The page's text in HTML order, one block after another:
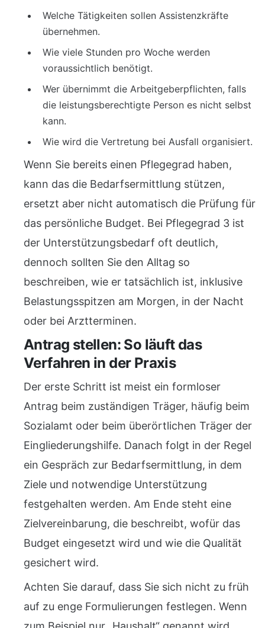
Welche Tätigkeiten sollen Assistenzkräfte
übernehmen.
Wie viele Stunden pro Woche werden
voraussichtlich benötigt.
Wer übernimmt die Arbeitgeberpflichten, falls
die leistungsberechtigte Person es nicht selbst
kann.
Wie wird die Vertretung bei Ausfall organisiert.
Wenn Sie bereits einen Pflegegrad haben,
kann das die Bedarfsermittlung stützen,
ersetzt aber nicht automatisch die Prüfung für
das persönliche Budget. Bei Pflegegrad 3 ist
der Unterstützungsbedarf oft deutlich,
dennoch sollten Sie den Alltag so
beschreiben, wie er tatsächlich ist, inklusive
Belastungsspitzen am Morgen, in der Nacht
oder bei Arztterminen.
Antrag stellen: So läuft das
Verfahren in der Praxis
Der erste Schritt ist meist ein formloser
Antrag beim zuständigen Träger, häufig beim
Sozialamt oder beim überörtlichen Träger der
Eingliederungshilfe. Danach folgt in der Regel
ein Gespräch zur Bedarfsermittlung, in dem
Ziele und notwendige Unterstützung
festgehalten werden. Am Ende steht eine
Zielvereinbarung, die beschreibt, wofür das
Budget eingesetzt wird und wie die Qualität
gesichert wird.
Achten Sie darauf, dass Sie sich nicht zu früh
auf zu enge Formulierungen festlegen. Wenn